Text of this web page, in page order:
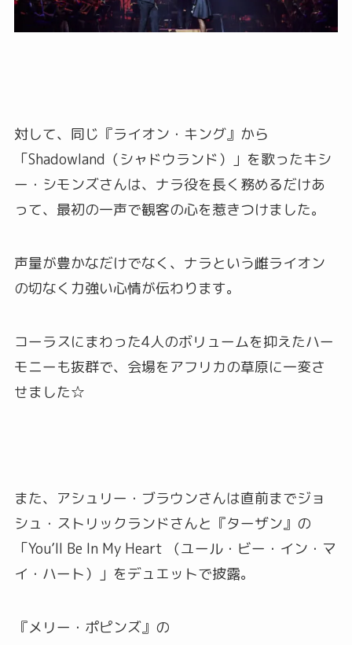
対して、同じ『ライオン・キング』から
「Shadowland（シャドウランド）」を歌ったキシ
ー・シモンズさんは、ナラ役を長く務めるだけあ
って、最初の一声で観客の心を惹きつけました。
声量が豊かなだけでなく、ナラという雌ライオン
の切なく力強い心情が伝わります。
コーラスにまわった4人のボリュームを抑えたハー
モニーも抜群で、会場をアフリカの草原に一変さ
せました☆
また、アシュリー・ブラウンさんは直前までジョ
シュ・ストリックランドさんと『ターザン』の
「You’ll Be In My Heart （ユール・ビー・イン・マ
イ・ハート）」をデュエットで披露。
『メリー・ポピンズ』の